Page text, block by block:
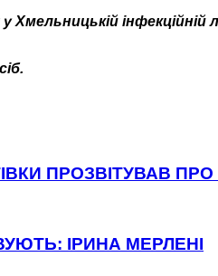
Хмельницькій
ПРОЗВІТУВАВ ПРО
ІРИНА МЕРЛЕНІ